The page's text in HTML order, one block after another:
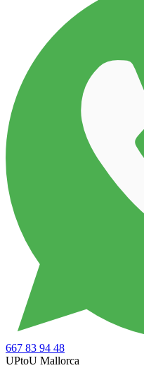
667 83 94 48
UPtoU Mallorca